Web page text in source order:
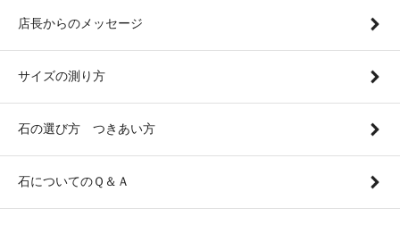
店長からのメッセージ
サイズの測り方
石の選び方 つきあい方
石についてのＱ＆Ａ